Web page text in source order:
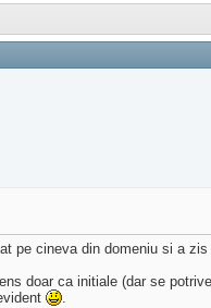
cineva din domeniu si a
doar ca initiale (dar se
.